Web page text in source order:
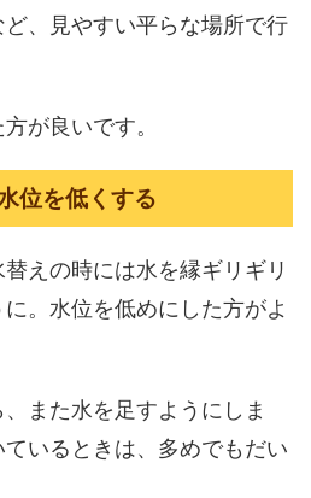
、見やすい平らな場所で行
が良いです。
位を低くする
えの時には水を縁ギリギリ
。水位を低めにした方がよ
また水を足すようにしま
いるときは、多めでもだい